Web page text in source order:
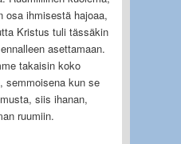
osa ihmisestä hajoaa,
Kristus tuli tässäkin
asettamaan.
takaisin koko
semmoisena kun se
siis ihanan,
ruumiin.